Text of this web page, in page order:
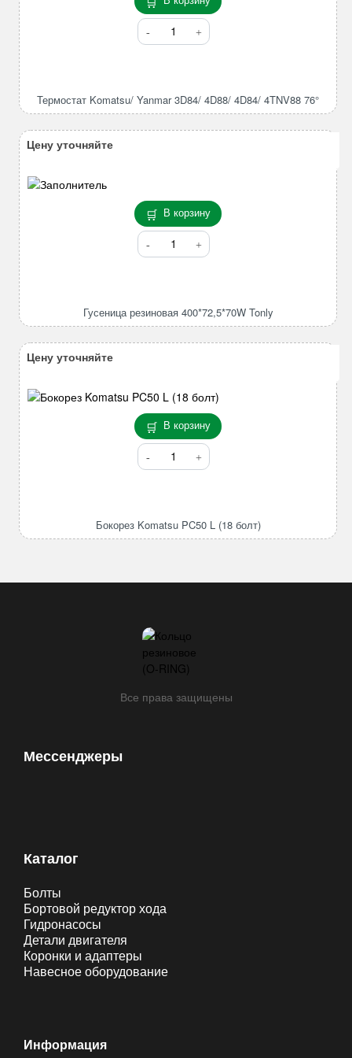
Количество
товара
3D84/
Термостат Komatsu/ Yanmar 3D84/ 4D88/ 4D84/ 4TNV88 76°
В корзину
Количество
товара
Tonly
Гусеница резиновая 400*72,5*70W Tonly
Цену уточняйте
В корзину
Количество
товара
L
Бокорез Komatsu PC50 L (18 болт)
Цену уточняйте
Все права защищены
Мессенджеры
Каталог
Болты
Бортовой редуктор хода
Гидронасосы
Детали двигателя
Коронки и адаптеры
Навесное оборудование
Информация